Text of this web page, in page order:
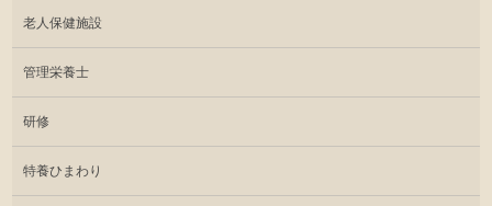
老人保健施設
管理栄養士
研修
特養ひまわり